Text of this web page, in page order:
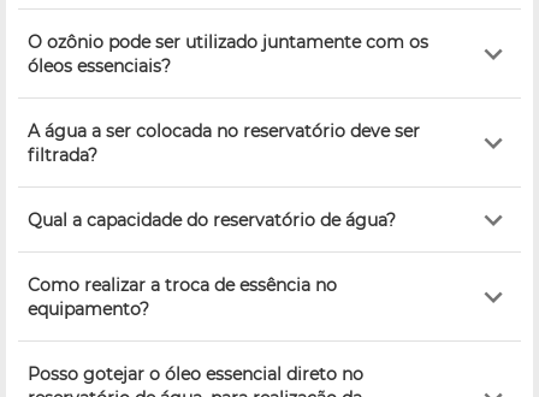
O ozônio pode ser utilizado juntamente com os
óleos essenciais?
A água a ser colocada no reservatório deve ser
filtrada?
Qual a capacidade do reservatório de água?
Como realizar a troca de essência no
equipamento?
Posso gotejar o óleo essencial direto no